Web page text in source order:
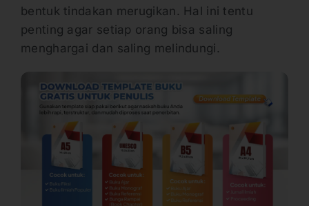
bentuk tindakan merugikan. Hal ini tentu
penting agar setiap orang bisa saling
menghargai dan saling melindungi.